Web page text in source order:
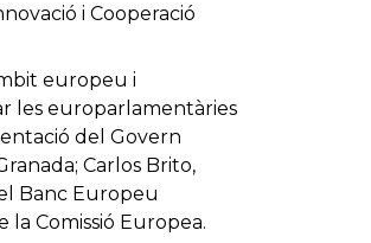
i Cooperació
europeu i
les europarlamentàries
del Govern
Carlos Brito,
Banc Europeu
la Comissió Europea.